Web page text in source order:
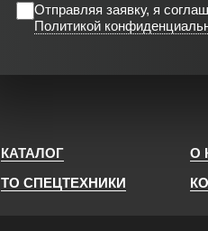
Отправляя заявку, я
Политикой
КАТАЛОГ
О
ТО СПЕЦТЕХНИКИ